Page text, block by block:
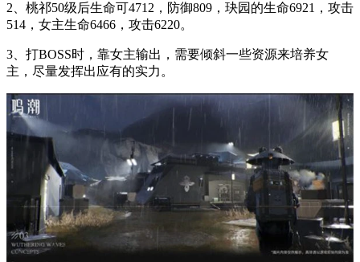
2、桃祁50级后生命可4712，防御809，玦园的生命6921，攻击
514，女主生命6466，攻击6220。
3、打BOSS时，靠女主输出，需要倾斜一些资源来培养女
主，尽量发挥出应有的实力。